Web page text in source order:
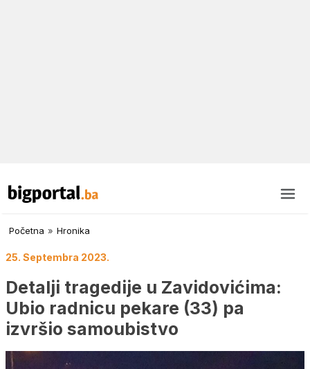
Početna » Hronika
25. Septembra 2023.
Detalji tragedije u Zavidovićima:
Ubio radnicu pekare (33) pa
izvršio samoubistvo